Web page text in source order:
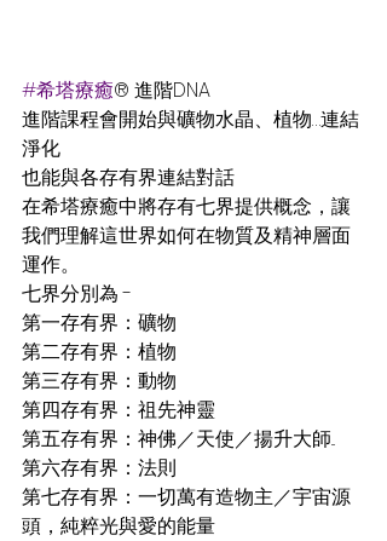
#希塔療癒® 進階DNA
進階課程會開始與礦物水晶、植物…連結
淨化
也能與各存有界連結對話
在希塔療癒中將存有七界提供概念，讓
我們理解這世界如何在物質及精神層面
運作。
七界分別為 -
第一存有界：礦物
第二存有界：植物
第三存有界：動物
第四存有界：祖先神靈
第五存有界：神佛／天使／揚升大師...
第六存有界：法則
第七存有界：一切萬有造物主／宇宙源
頭，純粹光與愛的能量